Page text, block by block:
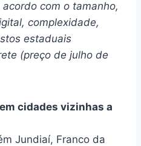
com o tamanho,
complexidade,
estaduais
(preço de julho de
cidades vizinhas a
Jundiaí, Franco da